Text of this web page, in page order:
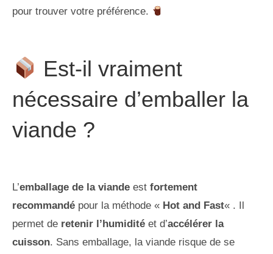
pour trouver votre préférence.
Est-il vraiment
nécessaire d’emballer la
viande ?
L’emballage de la viande est fortement
recommandé pour la méthode « Hot and Fast« . Il
permet de retenir l’humidité et d’accélérer la
cuisson. Sans emballage, la viande risque de se